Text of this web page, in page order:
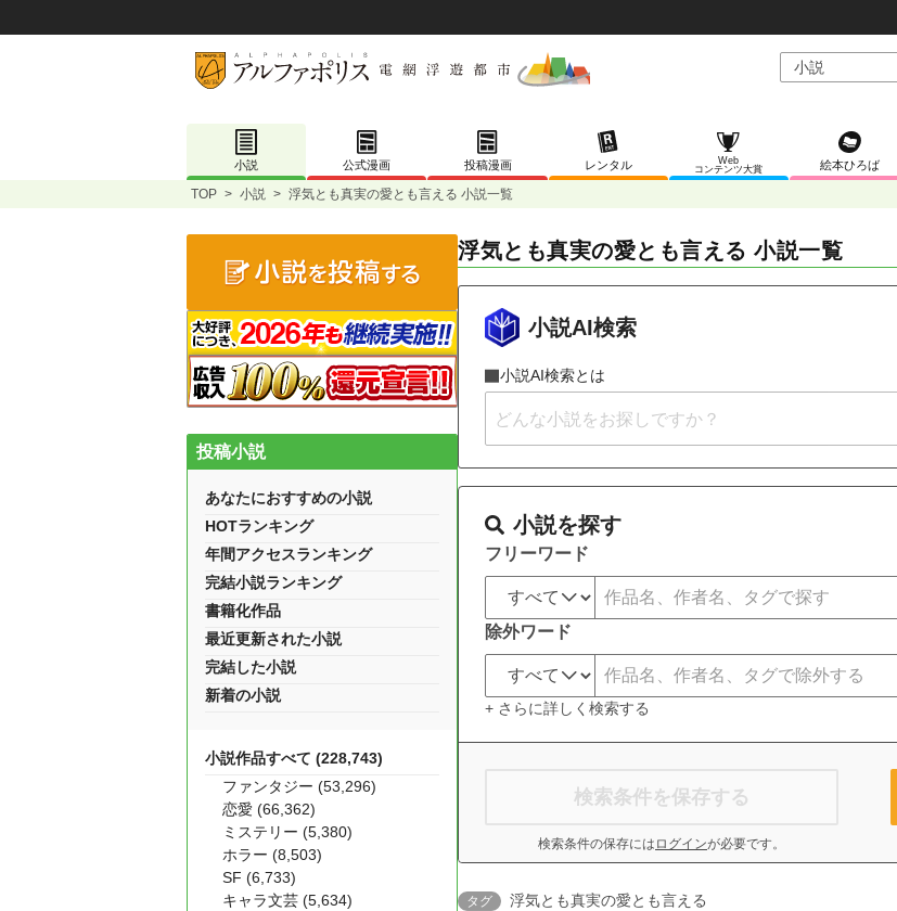
小説 公式漫画 投稿漫画 レンタル
Web
コンテンツ大賞
絵本ひろば
TOP > 小説 > 浮気とも真実の愛とも言える 小説一覧
浮気とも真実の愛とも言える 小説一覧
小説AI検索
小説AI検索とは
小説を探す
フリーワード
除外ワード
+ さらに詳しく検索する
検索条件を保存する
検索条件の保存には ログインが必要です。
タグ 浮気とも真実の愛とも言える
投稿小説
あなたにおすすめの小説
HOTランキング
年間アクセスランキング
完結小説ランキング
書籍化作品
最近更新された小説
完結した小説
新着の小説
小説作品すべて (228,743)
ファンタジー (53,296)
恋愛 (66,362)
ミステリー (5,380)
ホラー (8,503)
SF (6,733)
キャラ文芸 (5,634)